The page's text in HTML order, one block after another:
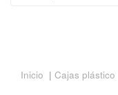
Inicio | Cajas plástico